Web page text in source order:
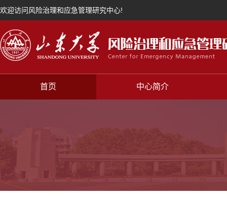
欢迎访问风险治理和应急管理研究中心!
首页 中心简介